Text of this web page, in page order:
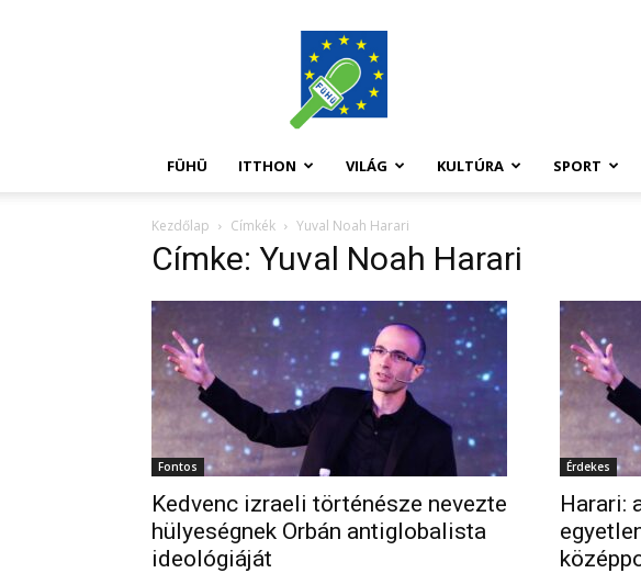
FüHü
FÜHÜ ITTHON VILÁG KULTÚRA SPORT
Kezdőlap Címkék Yuval Noah Harari
Címke: Yuval Noah Harari
Fontos
Kedvenc izraeli történésze nevezte
hülyeségnek Orbán antiglobalista
ideológiáját
Érdekes
Harari: